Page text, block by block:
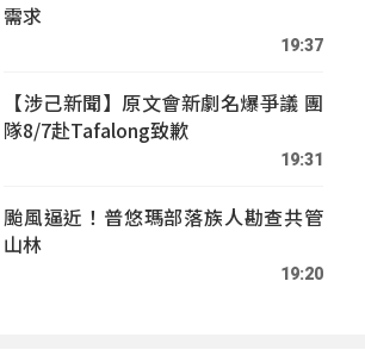
需求
19:37
【涉己新聞】原文會新劇名爆爭議 團
隊8/7赴Tafalong致歉
19:31
颱風逼近！普悠瑪部落族人勘查共管
山林
19:20